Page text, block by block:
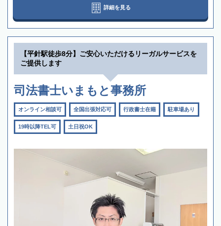
詳細を見る
【平針駅徒歩8分】ご安心いただけるリーガルサービスを
ご提供します
司法書士いまもと事務所
オンライン相談可 全国出張対応可 行政書士在籍 駐車場あり
19時以降TEL可 土日祝OK